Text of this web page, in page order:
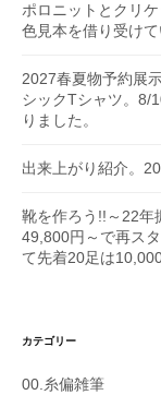
ポロニットとクリ
色見本を借り受けて
2027春夏物予約展
シックTシャツ。8/
りました。
出来上がり紹介。
靴を作ろう!!～22年
49,800円～で再ス
て先着20足は
カテゴリー
00.糸偏雑筆